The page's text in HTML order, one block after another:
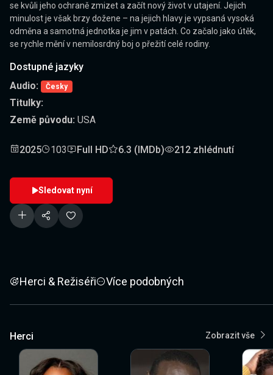
se kvůli jeho ochraně zmizet a začít nový život v utajení. Jejich
minulost je však brzy dožene – na jejich hlavy je vypsaná vysoká
odměna a samotná jednotka je jim v patách. Co začalo jako útěk,
se rychle mění v nemilosrdný boj o přežití celé rodiny.
Dostupné jazyky
Audio:
Česky
Titulky:
Země původu: USA
2025 103 Full HD 6.3 (IMDb) 212 zhlédnutí
Sledovat nyní
Herci & Režiséři Více podobných
Herci Zobrazit vše